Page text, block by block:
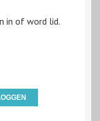
in of word lid.